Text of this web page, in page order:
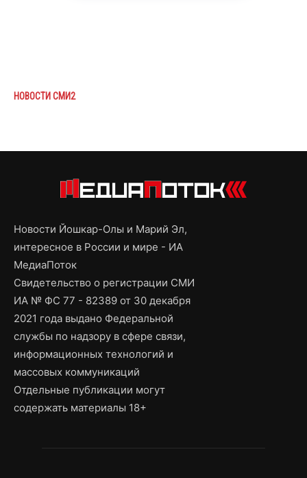
НОВОСТИ СМИ2
Новости Йошкар-Олы и Марий Эл,
интересное в России и мире - ИА
МедиаПоток
Свидетельство о регистрации СМИ
ИА № ФС 77 - 82389 от 30 декабря
2021 года выдано Федеральной
службы по надзору в сфере связи,
информационных технологий и
массовых коммуникаций
Отдельные публикации могут
содержать материалы 18+